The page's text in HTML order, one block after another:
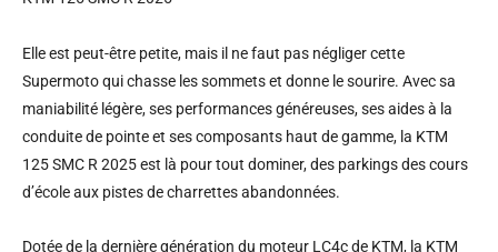
Elle est peut-être petite, mais il ne faut pas négliger cette
Supermoto qui chasse les sommets et donne le sourire. Avec sa
maniabilité légère, ses performances généreuses, ses aides à la
conduite de pointe et ses composants haut de gamme, la KTM
125 SMC R 2025 est là pour tout dominer, des parkings des cours
d’école aux pistes de charrettes abandonnées.
Dotée de la dernière génération du moteur LC4c de KTM, la KTM